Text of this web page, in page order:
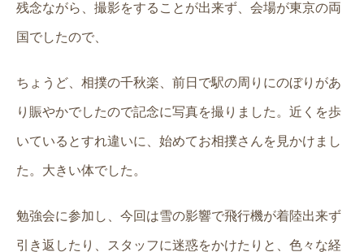
残念ながら、撮影をすることが出来ず、会場が東京の両
国でしたので、
ちょうど、相撲の千秋楽、前日で駅の周りにのぼりがあ
り賑やかでしたので記念に写真を撮りました。近くを歩
いているとすれ違いに、始めてお相撲さんを見かけまし
た。大きい体でした。
勉強会に参加し、今回は雪の影響で飛行機が着陸出来ず
引き返したり、スタッフに迷惑をかけたりと、色々な経